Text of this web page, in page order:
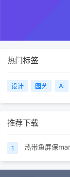
热门标签
设计 园艺 Ai
推荐下载
1 热带鱼屏保